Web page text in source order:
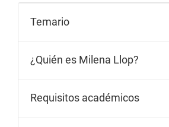
Temario
¿Quién es Milena Llop?
Requisitos académicos